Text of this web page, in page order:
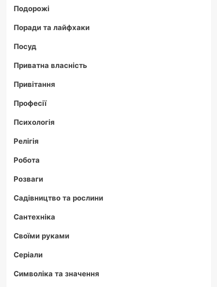
Подорожі
Поради та лайфхаки
Посуд
Приватна власність
Привітання
Професії
Психологія
Релігія
Робота
Розваги
Садівництво та рослини
Сантехніка
Своїми руками
Серіали
Символіка та значення